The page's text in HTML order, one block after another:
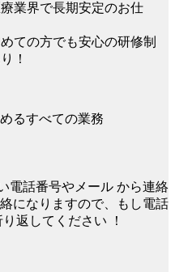
療業界で長期安定のお仕
めての方でも安心の研修制
！
るすべての業務
電話番号やメール から連絡
になりますので、もし電話
り返してください ！